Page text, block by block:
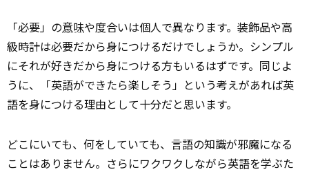
「必要」の意味や度合いは個人で異なります。装飾品や高
級時計は必要だから身につけるだけでしょうか。シンプル
にそれが好きだから身につける方もいるはずです。同じよ
うに、「英語ができたら楽しそう」という考えがあれば英
語を身につける理由として十分だと思います。
どこにいても、何をしていても、言語の知識が邪魔になる
ことはありません。さらにワクワクしながら英語を学ぶた